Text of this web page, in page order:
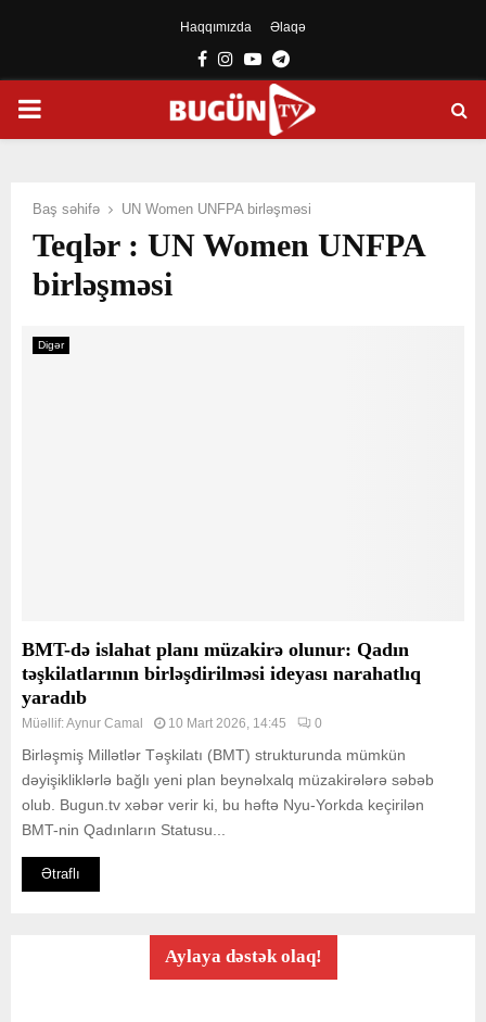
Haqqımızda Əlaqə
Facebook
Instagram
YoutubeTelegram
PRIMARY
Baş səhifə UN Women UNFPA birləşməsi
Teqlər : UN Women UNFPA
birləşməsi
Digər
BMT-də islahat planı müzakirə olunur: Qadın
təşkilatlarının birləşdirilməsi ideyası narahatlıq
yaradıb
Müəllif:Aynur Camal 10 Mart 2026, 14:45 0
Birləşmiş Millətlər Təşkilatı (BMT) strukturunda mümkün
dəyişikliklərlə bağlı yeni plan beynəlxalq müzakirələrə səbəb
olub. Bugun.tv xəbər verir ki, bu həftə Nyu-Yorkda keçirilən
BMT-nin Qadınların Statusu...
Ətraflı
Aylaya dəstək olaq!